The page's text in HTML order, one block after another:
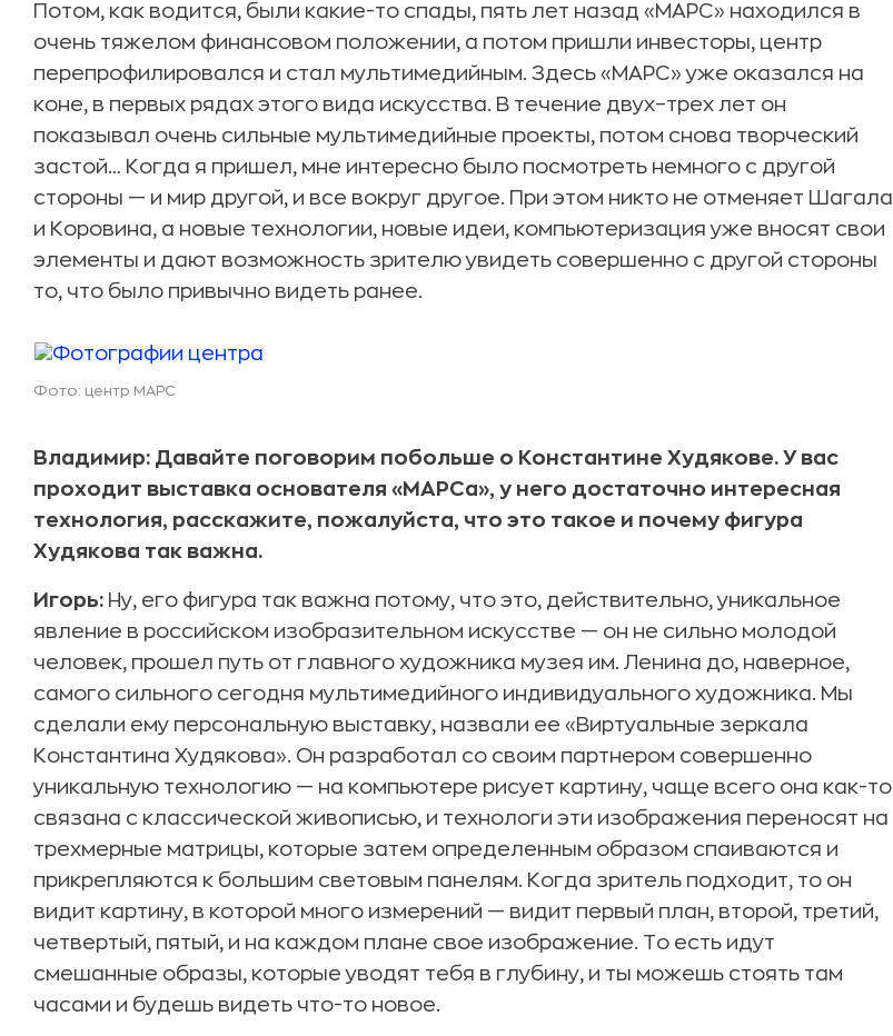
Потом, как водится, были какие-то спады, пять лет назад «МАРС» находился в
очень тяжелом финансовом положении, а потом пришли инвесторы, центр
перепрофилировался и стал мультимедийным. Здесь «МАРС» уже оказался на
коне, в первых рядах этого вида искусства. В течение двух–трех лет он
показывал очень сильные мультимедийные проекты, потом снова творческий
застой… Когда я пришел, мне интересно было посмотреть немного с другой
стороны — и мир другой, и все вокруг другое. При этом никто не отменяет Шагала
и Коровина, а новые технологии, новые идеи, компьютеризация уже вносят свои
элементы и дают возможность зрителю увидеть совершенно с другой стороны
то, что было привычно видеть ранее.
Фото: центр МАРС
Владимир: Давайте поговорим побольше о Константине Худякове. У вас
проходит выставка основателя «МАРСа», у него достаточно интересная
технология, расскажите, пожалуйста, что это такое и почему фигура
Худякова так важна.
Игорь: Ну, его фигура так важна потому, что это, действительно, уникальное
явление в российском изобразительном искусстве — он не сильно молодой
человек, прошел путь от главного художника музея им. Ленина до, наверное,
самого сильного сегодня мультимедийного индивидуального художника. Мы
сделали ему персональную выставку, назвали ее «Виртуальные зеркала
Константина Худякова». Он разработал со своим партнером совершенно
уникальную технологию — на компьютере рисует картину, чаще всего она как-то
связана с классической живописью, и технологи эти изображения переносят на
трехмерные матрицы, которые затем определенным образом спаиваются и
прикрепляются к большим световым панелям. Когда зритель подходит, то он
видит картину, в которой много измерений — видит первый план, второй, третий,
четвертый, пятый, и на каждом плане свое изображение. То есть идут
смешанные образы, которые уводят тебя в глубину, и ты можешь стоять там
часами и будешь видеть что-то новое.